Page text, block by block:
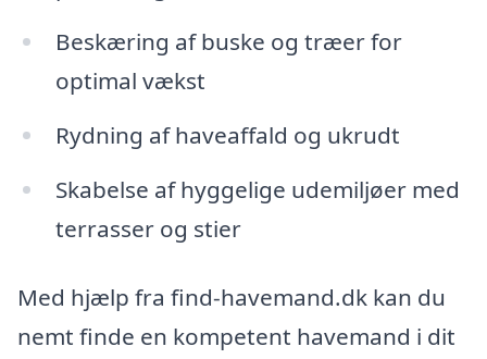
Beskæring af buske og træer for
optimal vækst
Rydning af haveaffald og ukrudt
Skabelse af hyggelige udemiljøer med
terrasser og stier
Med hjælp fra find-havemand.dk kan du
nemt finde en kompetent havemand i dit